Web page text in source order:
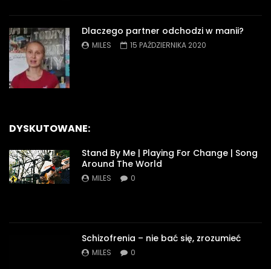
Dlaczego partner odchodzi w manii?
MILES 15 PAŹDZIERNIKA 2020
DYSKUTOWANE:
Stand By Me | Playing For Change | Song
Around The World
MILES 0
Schizofrenia – nie bać się, zrozumieć
MILES 0